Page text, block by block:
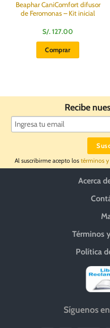
Beaphar CaniComfort difusor
de Feromonas – Kit inicial
S/.127.00
Comprar
Recibe
Al suscribirme acepto los términos
Acerca
Términos
Política
Síguenos en